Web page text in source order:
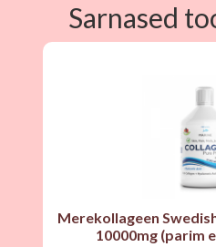
Sarnased
Merekollageen
10000mg (parim